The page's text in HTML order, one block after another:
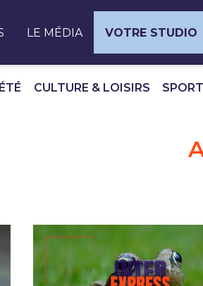
LE MÉDIA VOTRE STUDIO
CULTURE & LOISIRS